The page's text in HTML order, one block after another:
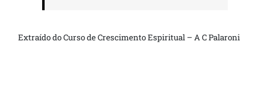
Extraído do Curso de Crescimento Espiritual – A C Palaroni